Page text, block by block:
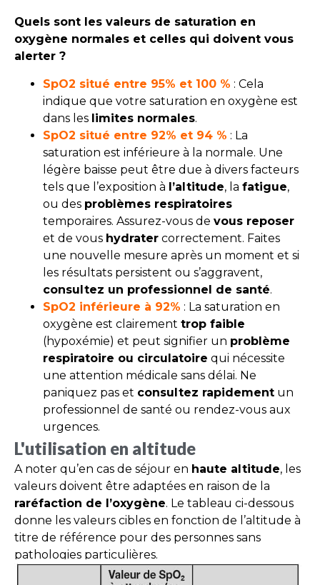
Quels sont les valeurs de saturation en
oxygène normales et celles qui doivent vous
alerter ?
SpO2 situé entre 95% et 100 % : Cela
indique que votre saturation en oxygène est
dans les limites normales.
SpO2 situé entre 92% et 94 % : La
saturation est inférieure à la normale. Une
légère baisse peut être due à divers facteurs
tels que l’exposition à l’altitude, la fatigue,
ou des problèmes respiratoires
temporaires. Assurez-vous de vous reposer
et de vous hydrater correctement. Faites
une nouvelle mesure après un moment et si
les résultats persistent ou s’aggravent,
consultez un professionnel de santé.
SpO2 inférieure à 92% : La saturation en
oxygène est clairement trop faible
(hypoxémie) et peut signifier un problème
respiratoire ou circulatoire qui nécessite
une attention médicale sans délai. Ne
paniquez pas et consultez rapidement un
professionnel de santé ou rendez-vous aux
urgences.
L'utilisation en altitude
A noter qu’en cas de séjour en haute altitude, les
valeurs doivent être adaptées en raison de la
raréfaction de l’oxygène. Le tableau ci-dessous
donne les valeurs cibles en fonction de l’altitude à
titre de référence pour des personnes sans
pathologies particulières.